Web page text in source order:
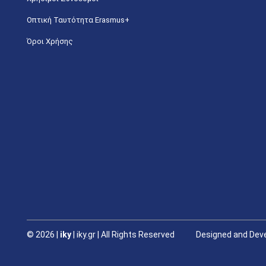
Οπτική Ταυτότητα Erasmus+
Όροι Χρήσης
© 2026 | iky| iky.gr | All Rights Reserved Designed and